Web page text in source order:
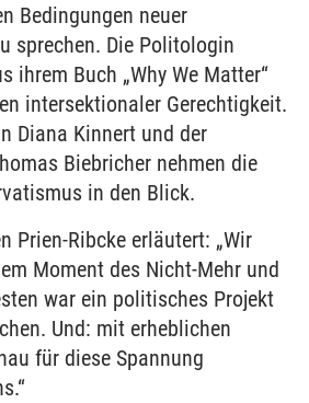
Bedingungen neuer
sprechen. Die Politologin
ihrem Buch „Why We Matter“
intersektionaler Gerechtigkeit.
Diana Kinnert und der
Biebricher nehmen die
in den Blick.
Prien-Ribcke erläutert: „Wir
Moment des Nicht-Mehr und
war ein politisches Projekt
Und: mit erheblichen
für diese Spannung